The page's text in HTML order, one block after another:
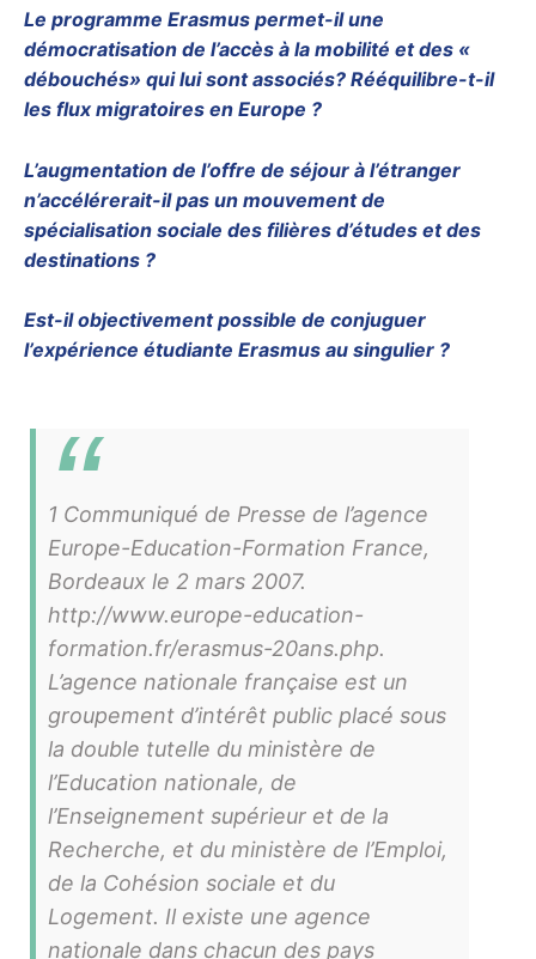
Le programme Erasmus permet-il une
démocratisation de l’accès à la mobilité et des «
débouchés» qui lui sont associés? Rééquilibre-t-il
les flux migratoires en Europe ?
L’augmentation de l’offre de séjour à l’étranger
n’accélérerait-il pas un mouvement de
spécialisation sociale des filières d’études et des
destinations ?
Est-il objectivement possible de conjuguer
l’expérience étudiante Erasmus au singulier ?
1 Communiqué de Presse de l’agence
Europe-Education-Formation France,
Bordeaux le 2 mars 2007.
http://www.europe-education-
formation.fr/erasmus-20ans.php.
L’agence nationale française est un
groupement d’intérêt public placé sous
la double tutelle du ministère de
l’Education nationale, de
l’Enseignement supérieur et de la
Recherche, et du ministère de l’Emploi,
de la Cohésion sociale et du
Logement. Il existe une agence
nationale dans chacun des pays